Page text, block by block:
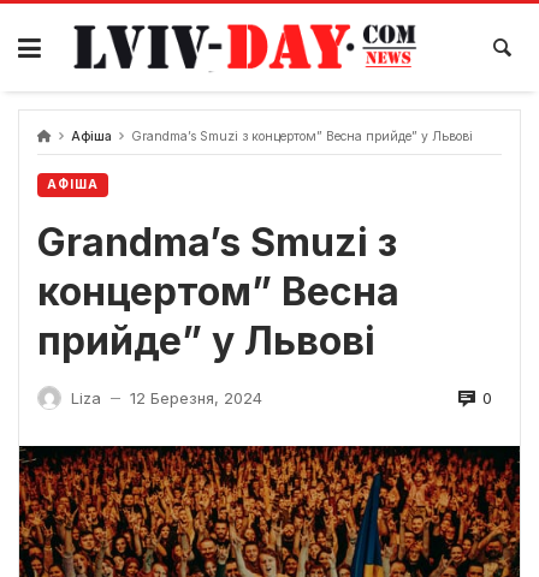
Skip
content
Афіша Grandma’s Smuzi з концертом” Весна прийде” у Львові
АФІША
Grandma’s Smuzi з
концертом” Весна
прийде” у Львові
Liza — 12 Березня, 2024 0